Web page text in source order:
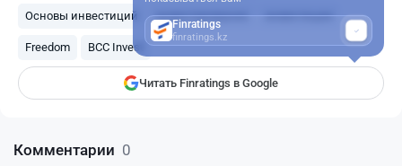
Основы инвестиций инвестирование инвестиции
Freedom BCC Invest
Читать Finratings в Google
Finratings
finratings.kz
Комментарии 0